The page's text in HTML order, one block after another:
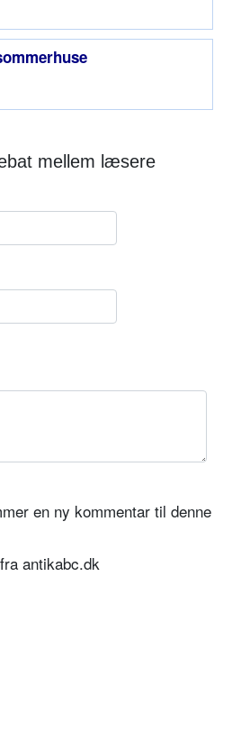
mellem læsere
en ny kommentar til denne
antikabc.dk